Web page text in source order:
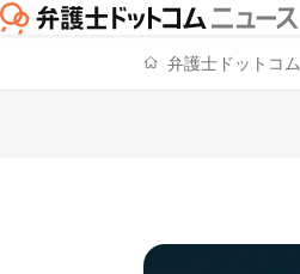
弁護士ドットコム